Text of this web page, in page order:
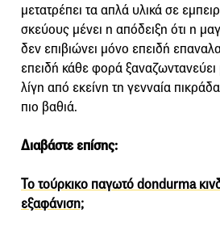
μετατρέπει τα απλά υλικά σε
σκεύους μένει η απόδειξη ότι η
δεν επιβιώνει μόνο επειδή
επειδή κάθε φορά
λίγη από εκείνη τη γενναία
πιο βαθιά.
Διαβάστε επίσης:
Το τούρκικο παγωτό dondurma
εξαφάνιση;